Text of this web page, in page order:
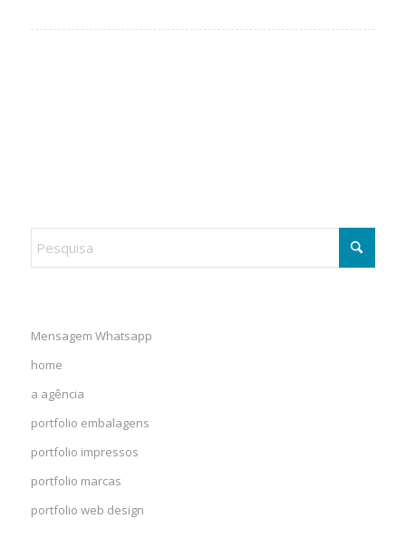
Mensagem Whatsapp
home
a agência
portfolio embalagens
portfolio impressos
portfolio marcas
portfolio web design